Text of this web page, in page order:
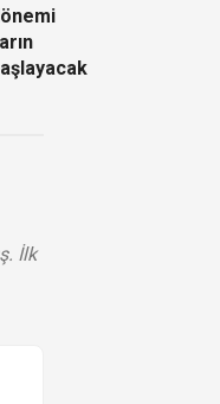
İlk